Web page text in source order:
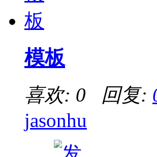
模板
喜欢: 0 回复:
jasonhu